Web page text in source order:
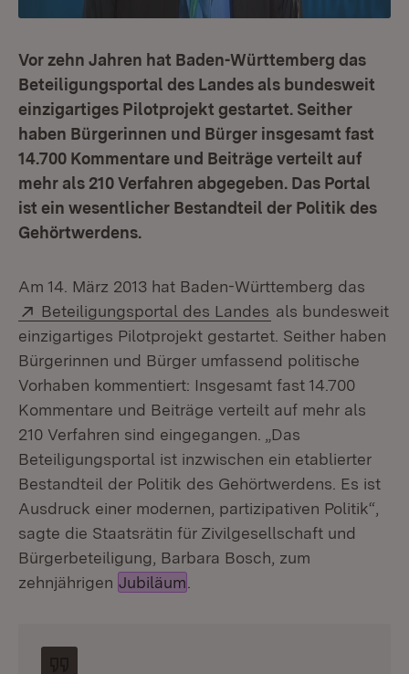
Vor zehn Jahren hat Baden-Württemberg das
Beteiligungsportal des Landes als bundesweit
einzigartiges Pilotprojekt gestartet. Seither
haben Bürgerinnen und Bürger insgesamt fast
14.700 Kommentare und Beiträge verteilt auf
mehr als 210 Verfahren abgegeben. Das Portal
ist ein wesentlicher Bestandteil der Politik des
Gehörtwerdens.
Am 14. März 2013 hat Baden-Württemberg das
Extern:
Beteiligungsportal des Landes (Öffnet in neuem
als bundesweit
einzigartiges Pilotprojekt gestartet. Seither haben
Bürgerinnen und Bürger umfassend politische
Vorhaben kommentiert: Insgesamt fast 14.700
Kommentare und Beiträge verteilt auf mehr als
210 Verfahren sind eingegangen. „Das
Beteiligungsportal ist inzwischen ein etablierter
Bestandteil der Politik des Gehörtwerdens. Es ist
Ausdruck einer modernen, partizipativen Politik“,
sagte die Staatsrätin für Zivilgesellschaft und
Bürgerbeteiligung, Barbara Bosch, zum
zehnjährigen Jubiläum